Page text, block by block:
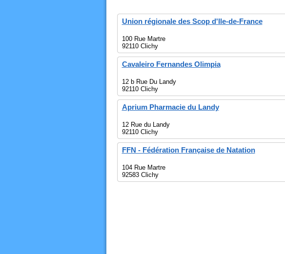
Union régionale des Scop d'Ile-de-France
100 Rue Martre
92110 Clichy
Cavaleiro Fernandes Olimpia
12 b Rue Du Landy
92110 Clichy
Aprium Pharmacie du Landy
12 Rue du Landy
92110 Clichy
FFN - Fédération Française de Natation
104 Rue Martre
92583 Clichy